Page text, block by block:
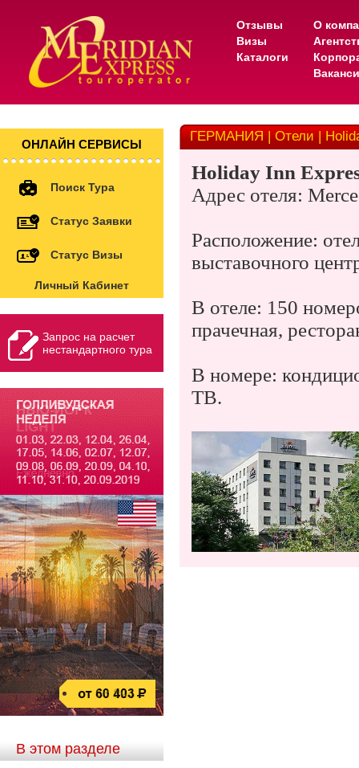
Отзывы
Визы
Каталоги
О
ОНЛАЙН СЕРВИСЫ
Поиск Тура
Статус Заявки
Статус Визы
Личный Кабинет
Запрос на расчет
нестандартного тура
В этом разделе
ГЕРМАНИЯ | Отели |
Holiday Inn
Адрес отеля:
Расположение:
выставочного
В отеле: 150
прачечная,
В номере:
ТВ.